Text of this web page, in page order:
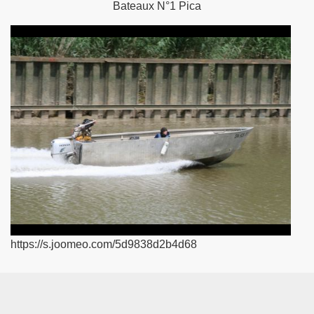
Bateaux N°1 Pica
https://s.joomeo.com/5d9838d2b4d68
2016-2017
2015-2016
du RC Vannes 2015-2016
2015
à Vannes le 15 et 16 avril 2017